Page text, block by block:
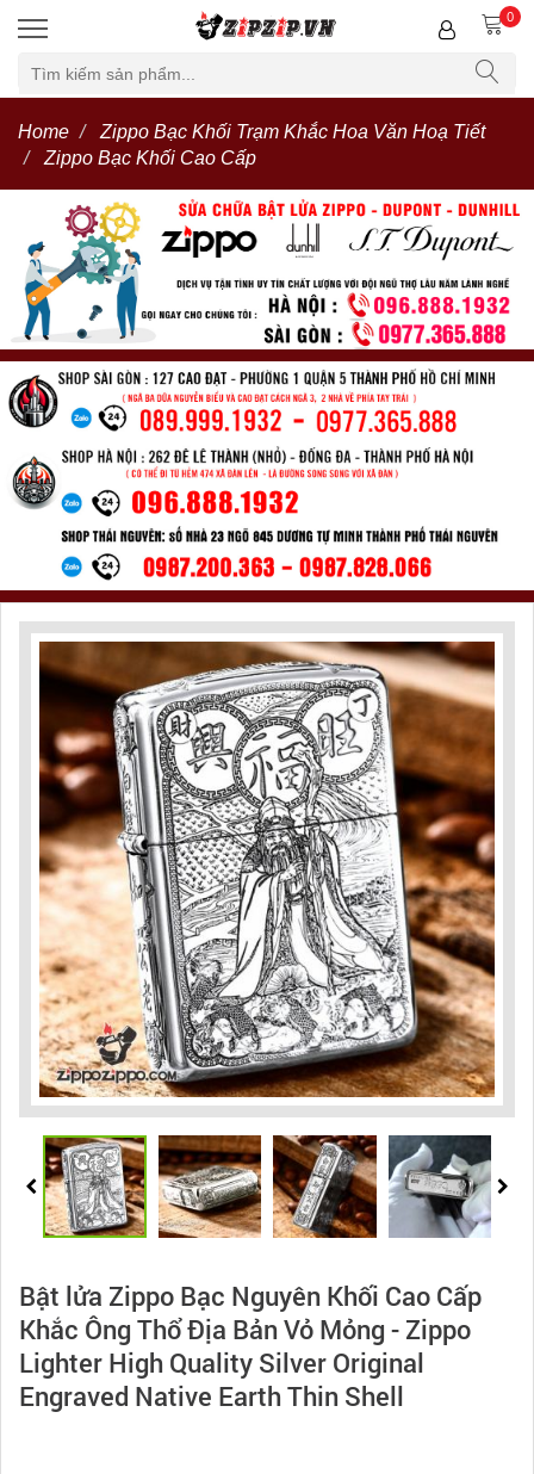
0
Home
Zippo Bạc Khối Trạm Khắc Hoa Văn Hoạ Tiết
Zippo Bạc Khối Cao Cấp
Bật lửa Zippo Bạc Nguyên Khối Cao Cấp
Khắc Ông Thổ Địa Bản Vỏ Mỏng - Zippo
Lighter High Quality Silver Original
Engraved Native Earth Thin Shell